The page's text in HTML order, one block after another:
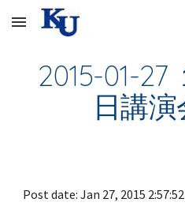
Skip to main content
2015-01-27
日講
Post date: Jan 27, 2015 2:57:52